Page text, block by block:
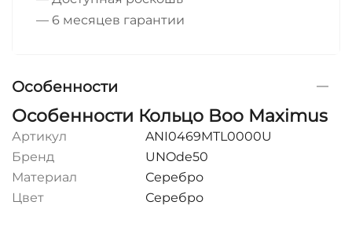
— 6 месяцев гарантии
Особенности
Особенности Кольцо Boo Maximus
Артикул
ANI0469MTL0000U
Бренд
UNOde50
Материал
Серебро
Цвет
Серебро